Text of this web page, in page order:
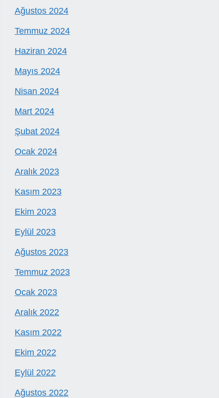
Ağustos 2024
Temmuz 2024
Haziran 2024
Mayıs 2024
Nisan 2024
Mart 2024
Şubat 2024
Ocak 2024
Aralık 2023
Kasım 2023
Ekim 2023
Eylül 2023
Ağustos 2023
Temmuz 2023
Ocak 2023
Aralık 2022
Kasım 2022
Ekim 2022
Eylül 2022
Ağustos 2022